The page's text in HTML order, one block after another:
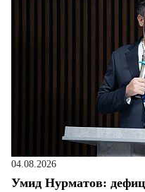
04.08.2026
Умид Нурматов: